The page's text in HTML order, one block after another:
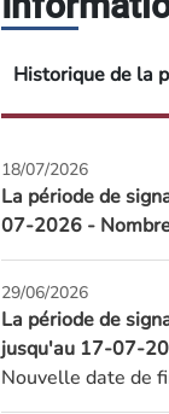
Historique de la
18/07/2026
La période de
07-2026 -
29/06/2026
La période de
jusqu'au 17-07-
Nouvelle date de